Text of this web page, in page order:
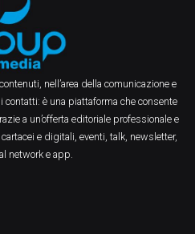
nell’area della comunicazione e
è una piattaforma che consente
a un’offerta editoriale professionale e
e digitali, eventi, talk, newsletter,
network e app.